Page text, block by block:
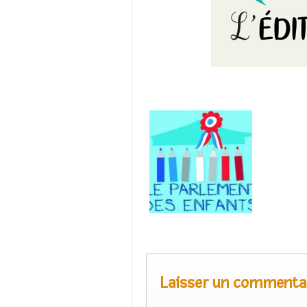
Laisser un